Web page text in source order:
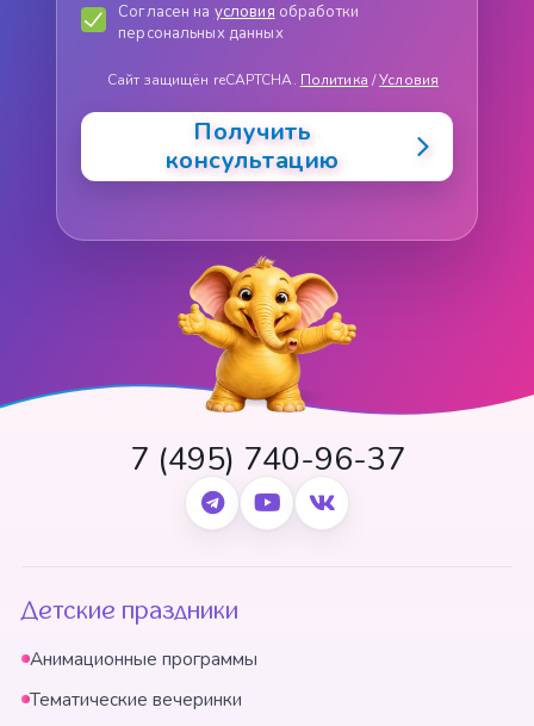
Согласен на условия обработки
персональных данных
Сайт защищён reCAPTCHA. Политика /Условия
Получить
консультацию
7 (495) 740-96-37
Детские праздники
Анимационные программы
Тематические вечеринки